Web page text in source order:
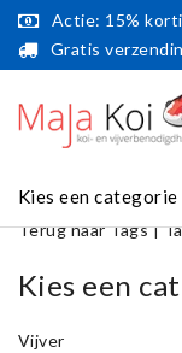
Actie: 15%
Gratis
Kies een categorie
Terug naar Tags|
Kies een
Vijver